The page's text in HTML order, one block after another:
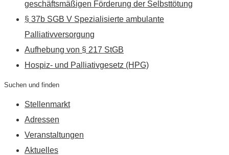
geschäftsmäßigen Förderung der Selbsttötung
§ 37b SGB V Spezialisierte ambulante
Palliativversorgung
Aufhebung von § 217 StGB
Hospiz- und Palliativgesetz (HPG)
Suchen und finden
Stellenmarkt
Adressen
Veranstaltungen
Aktuelles